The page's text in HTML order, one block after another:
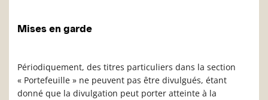
Mises en garde
Périodiquement, des titres particuliers dans la section
« Portefeuille » ne peuvent pas être divulgués, étant
donné que la divulgation peut porter atteinte à la